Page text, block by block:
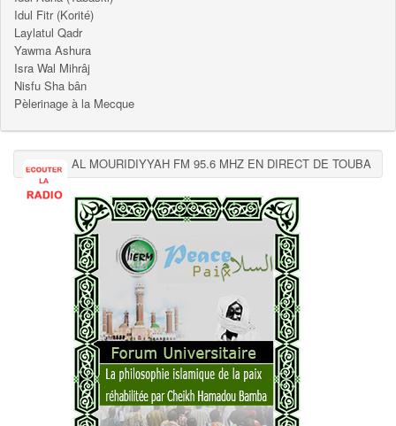
Idul Fitr (Korité)
Laylatul Qadr
Yawma Ashura
Isra Wal Mihrâj
Nisfu Sha bân
Pèlerinage à la Mecque
AL MOURIDIYYAH FM 95.6 MHZ EN DIRECT DE TOUBA